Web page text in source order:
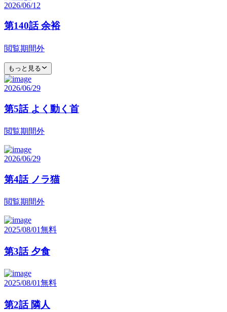
2026/06/12
第140話 余裕
閲覧期間外
もっと見る
2026/06/29
第5話 よく動く首
閲覧期間外
2026/06/29
第4話 ノラ猫
閲覧期間外
2025/08/01無料
第3話 夕食
2025/08/01無料
第2話 隣人